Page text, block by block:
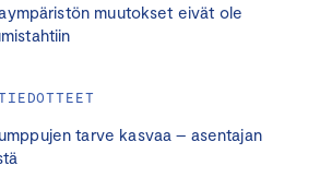
muutokset eivät ole
tarve kasvaa – asentajan